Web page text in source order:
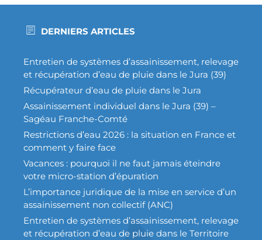
DERNIERS ARTICLES
Entretien de systèmes d’assainissement, relevage
et récupération d’eau de pluie dans le Jura (39)
Récupérateur d’eau de pluie dans le Jura
Assainissement individuel dans le Jura (39) –
Sagéau Franche-Comté
Restrictions d’eau 2026 : la situation en France et
comment y faire face
Vacances : pourquoi il ne faut jamais éteindre
votre micro-station d’épuration
L’importance juridique de la mise en service d’un
assainissement non collectif (ANC)
Entretien de systèmes d’assainissement, relevage
et récupération d’eau de pluie dans le Territoire